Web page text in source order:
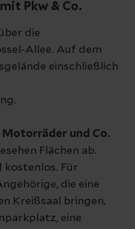
Pkw & Co.
die
Allee. Auf dem
einschließlich
und Co.
Flächen ab.
kostenlos. Für
die eine
Kreißsaal bringen,
eine